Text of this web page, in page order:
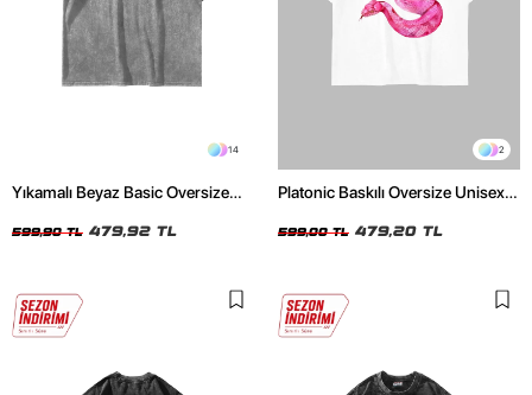
14
Yıkamalı Beyaz Basic Oversize
599,90 TL 479,92 TL
2
Platonic Baskılı Oversize Unisex
599,00 TL 479,20 TL